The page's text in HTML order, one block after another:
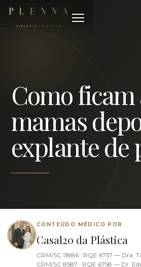
Como ficam
mamas
explante de
CONTEÚDO MÉDICO POR
Casal20 da Plástica
CRM/SC 11886 · RQE 6757 — Dra.
CRM/SC 8587 · RQE 6758 — Dr.